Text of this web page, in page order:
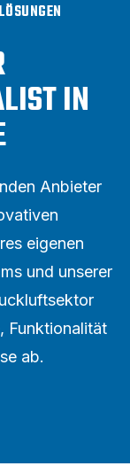
IN
Anbieter
eigenen
und unserer
Funktionalität
ab.